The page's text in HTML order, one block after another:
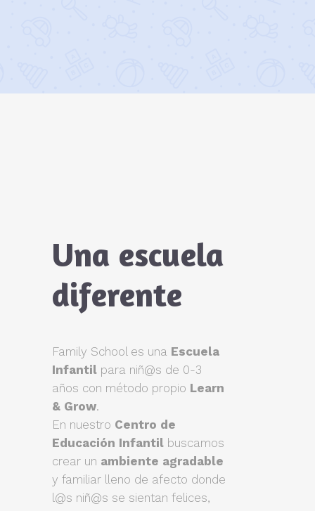
Una escuela
diferente
Family School es una Escuela
Infantil para niñ@s de 0-3
años con método propio Learn
& Grow.
En nuestro Centro de
Educación Infantil buscamos
crear un ambiente agradable
y familiar lleno de afecto donde
l@s niñ@s se sientan felices,